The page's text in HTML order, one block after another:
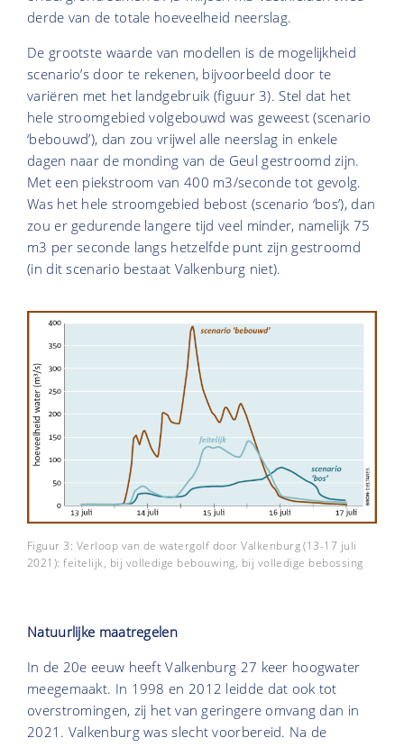
derde van de totale hoeveelheid neerslag.
De grootste waarde van modellen is de mogelijkheid
scenario’s door te rekenen, bijvoorbeeld door te
variëren met het landgebruik (figuur 3). Stel dat het
hele stroomgebied volgebouwd was geweest (scenario
‘bebouwd’), dan zou vrijwel alle neerslag in enkele
dagen naar de monding van de Geul gestroomd zijn.
Met een piekstroom van 400 m3/seconde tot gevolg.
Was het hele stroomgebied bebost (scenario ‘bos’), dan
zou er gedurende langere tijd veel minder, namelijk 75
m3 per seconde langs hetzelfde punt zijn gestroomd
(in dit scenario bestaat Valkenburg niet).
Figuur 3: Verloop van de watergolf door Valkenburg (13-17 juli
2021): feitelijk, bij volledige bebouwing, bij volledige bebossing
Natuurlijke maatregelen
In de 20e eeuw heeft Valkenburg 27 keer hoogwater
meegemaakt. In 1998 en 2012 leidde dat ook tot
overstromingen, zij het van geringere omvang dan in
2021. Valkenburg was slecht voorbereid. Na de